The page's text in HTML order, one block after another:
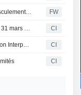
Metsä Board : recul du chiffre d'affaires plus marqué que prévu et basculement dans le rouge FW
Metsä Board Oyj publie ses résultats pour le premier trimestre clos le 31 mars 2026 CI
Metsä Board Corporation déploie sa stratégie "Lead the Pack" au salon Interpack 2026 CI
CI